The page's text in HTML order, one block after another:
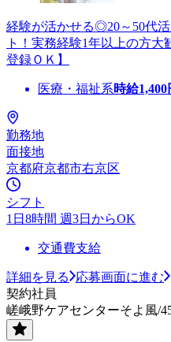
経験が活かせる◎20～50代
ト！実務経験1年以上の方
登録ＯＫ】
医療・福祉系時給1,400
勤務地
面接地
京都府京都市右京区
シフト
1日8時間 週3日からOK
交通費支給
詳細を見る
応募画面に進む
契約社員
嵯峨野ケアセンターそよ風/